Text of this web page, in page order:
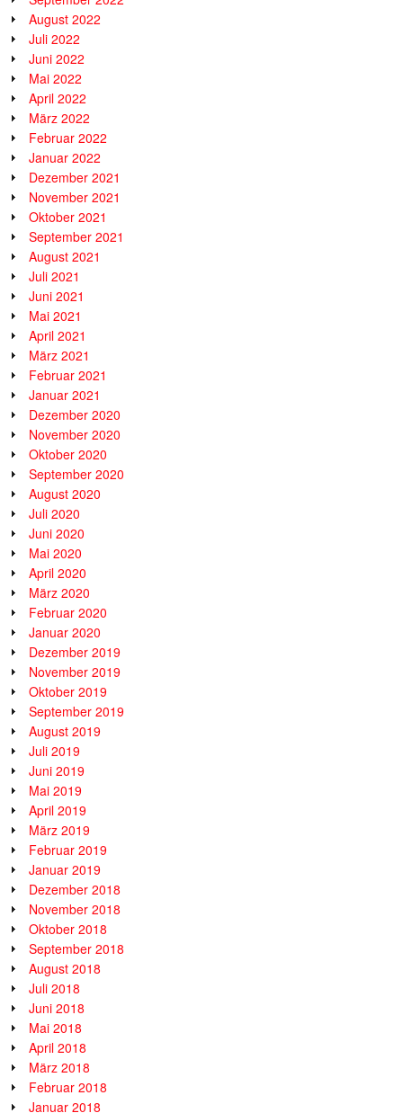
August 2022
Juli 2022
Juni 2022
Mai 2022
April 2022
März 2022
Februar 2022
Januar 2022
Dezember 2021
November 2021
Oktober 2021
September 2021
August 2021
Juli 2021
Juni 2021
Mai 2021
April 2021
März 2021
Februar 2021
Januar 2021
Dezember 2020
November 2020
Oktober 2020
September 2020
August 2020
Juli 2020
Juni 2020
Mai 2020
April 2020
März 2020
Februar 2020
Januar 2020
Dezember 2019
November 2019
Oktober 2019
September 2019
August 2019
Juli 2019
Juni 2019
Mai 2019
April 2019
März 2019
Februar 2019
Januar 2019
Dezember 2018
November 2018
Oktober 2018
September 2018
August 2018
Juli 2018
Juni 2018
Mai 2018
April 2018
März 2018
Februar 2018
Januar 2018